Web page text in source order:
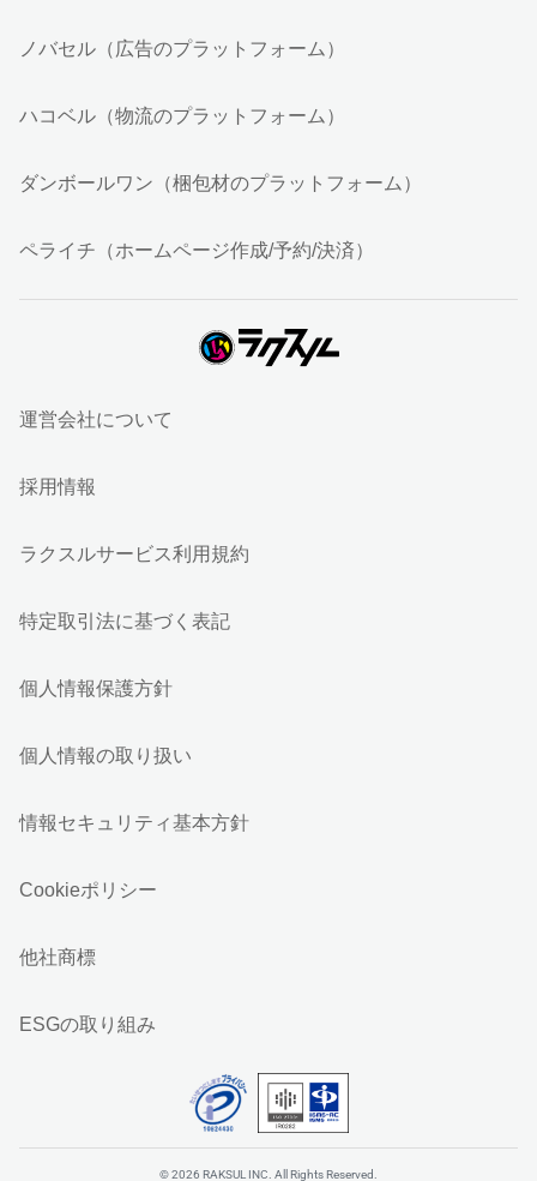
ノバセル（広告のプラットフォーム）
ハコベル（物流のプラットフォーム）
ダンボールワン（梱包材のプラットフォーム）
ペライチ（ホームページ作成/予約/決済）
運営会社について
採用情報
ラクスルサービス利用規約
特定取引法に基づく表記
個人情報保護方針
個人情報の取り扱い
情報セキュリティ基本方針
Cookieポリシー
他社商標
ESGの取り組み
© 2026 RAKSUL INC. All Rights Reserved.